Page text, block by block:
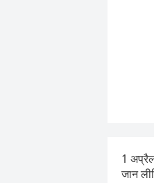
1
जान